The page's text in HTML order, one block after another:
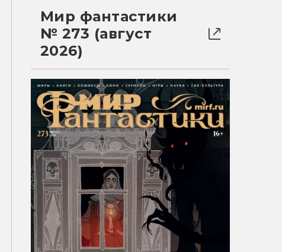
Мир фантастики
№ 273 (август
2026)